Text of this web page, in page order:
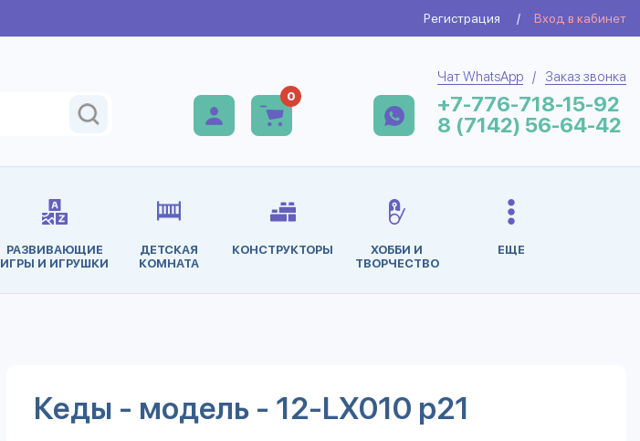
Регистрация / Вход в кабинет
0
Чат WhatsApp / Заказ звонка
+7-776-718-15-92
8 (7142) 56-64-42
РАЗВИВАЮЩИЕ
ИГРЫ И ИГРУШКИ
ДЕТСКАЯ
КОМНАТА
КОНСТРУКТОРЫ
ХОББИ И
ТВОРЧЕСТВО
ЕЩЕ
Кеды - модель - 12-LX010 р21